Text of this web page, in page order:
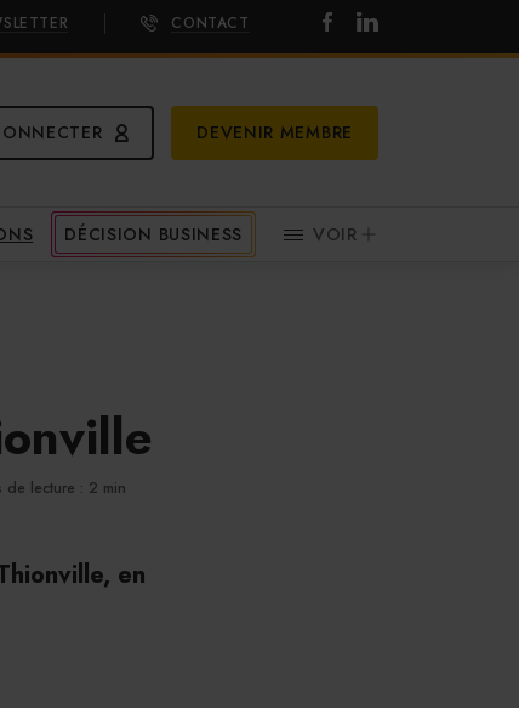
CONTACT
DEVENIR MEMBRE
DÉCISION BUSINESS VOIR
de lecture : 2 min
en